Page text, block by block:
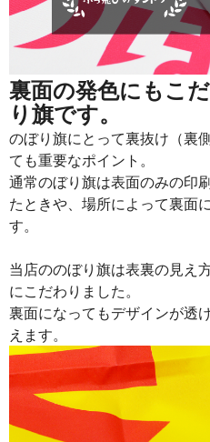
917
24 915
25 913
26
27 909
28 907
29 905
31
32 899
33 897
34 895
893
裏面の発色にもこ
り旗です。
のぼり旗にとって裏抜け（裏
ても重要なポイント。
通常のぼり旗は表面のみの印
たときや、場所によって裏面
す。
当店ののぼり旗は表裏の見え
にこだわりました。
裏面になってもデザインが透
えます。